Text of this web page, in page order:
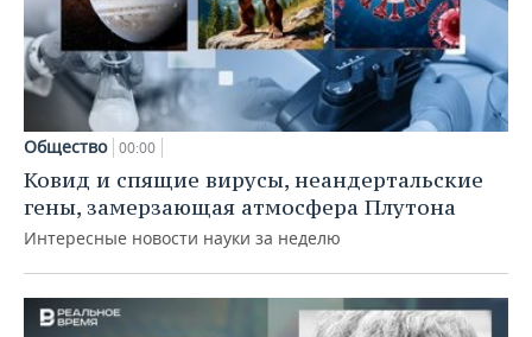
Общество 00:00
Ковид и спящие вирусы, неандертальские
гены, замерзающая атмосфера Плутона
Интересные новости науки за неделю